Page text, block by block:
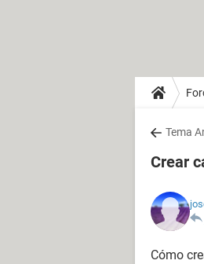
Tema
Crear
Cómo